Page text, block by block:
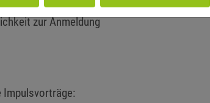
zur Anmeldung
Impulsvorträge: